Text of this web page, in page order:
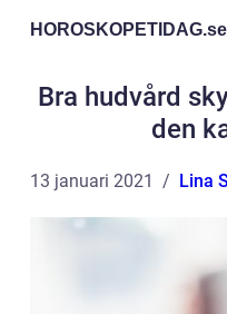
HOROSKOPETIDAG.se
Bra hudvård
den
13 januari 2021 Lina